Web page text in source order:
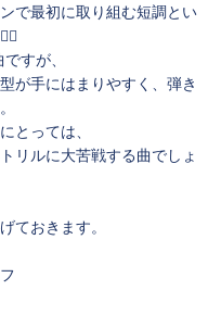
で最初に取り組む短調とい
すが、
が手にはまりやすく、弾き
とっては、
リルに大苦戦する曲でしょ
ておきます。